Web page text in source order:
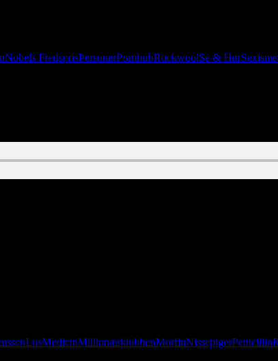
Nobels FredsprisPersonerPornhubRockwoolSe & HørSexisme
LusMedicinMillionærklubbenMorfinNissepigerPenicillin